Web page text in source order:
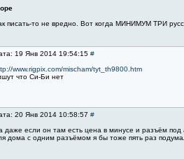
писать-то не вредно. Вот когда МИНИМУМ ТРИ
19 Янв 2014 19:54:15 #
www.rigpix.com/mischam/tyt_th9800.htm
что Си-Би нет
20 Янв 2014 10:58:57 #
даже если он там есть цена в минусе и разъём
дома с одним разъёмом я бы тоже пять раз